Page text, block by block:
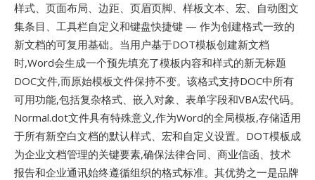
样式、页面布局、边距、页眉页脚、样板文本、宏、自动图文
集条目、工具栏自定义和键盘快捷键 — 作为创建格式一致的
新文档的可复用基础。当用户基于DOT模板创建新文档
时,Word会生成一个预先填充了模板内容和样式的新无标题
DOC文件,而原始模板文件保持不变。该格式支持DOC中所有
可用功能,包括复杂格式、嵌入对象、表单字段和VBA宏代码。
Normal.dot文件具有特殊意义,作为Word的全局模板,存储适用
于所有新空白文档的默认样式、宏和自定义设置。DOT模板成
为企业文档管理的关键要素,确保法律合同、商业信函、技术
报告和企业通讯始终遵循组织的格式标准。其优势之一是品牌